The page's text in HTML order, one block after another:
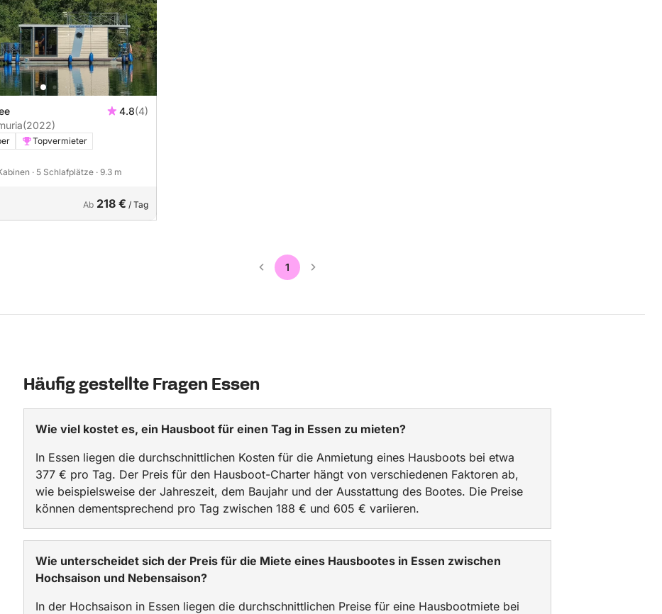
4.8(4)
(2022)
Topvermieter
· 5 Schlafplätze · 9.3 m
Ab 218 € / Tag
1
Häufig gestellte Fragen Essen
Wie viel kostet es, ein Hausboot für einen Tag in Essen zu mieten?
In Essen liegen die durchschnittlichen Kosten für die Anmietung eines Hausboots bei etwa
377 € pro Tag. Der Preis für den Hausboot-Charter hängt von verschiedenen Faktoren ab,
wie beispielsweise der Jahreszeit, dem Baujahr und der Ausstattung des Bootes. Die Preise
können dementsprechend pro Tag zwischen 188 € und 605 € variieren.
Wie unterscheidet sich der Preis für die Miete eines Hausbootes in Essen zwischen
Hochsaison und Nebensaison?
In der Hochsaison in Essen liegen die durchschnittlichen Preise für eine Hausbootmiete bei